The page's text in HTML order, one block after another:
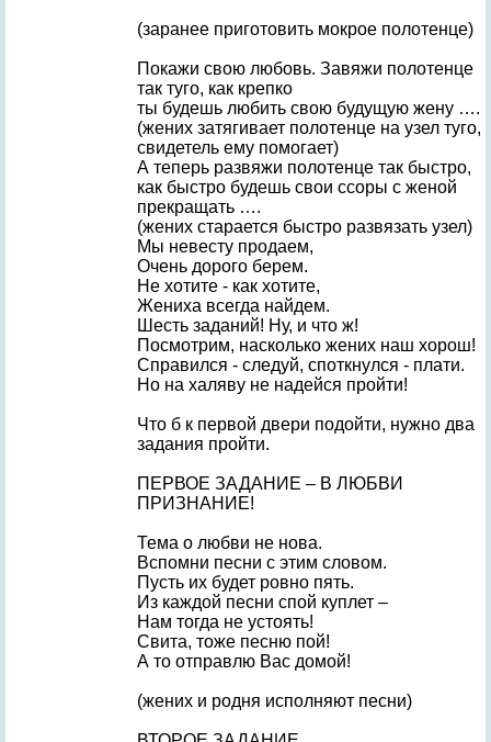
(заранее приготовить мокрое полотенце)
Покажи свою любовь. Завяжи полотенце
так туго, как крепко
ты будешь любить свою будущую жену ….
(жених затягивает полотенце на узел туго,
свидетель ему помогает)
А теперь развяжи полотенце так быстро,
как быстро будешь свои ссоры с женой
прекращать ….
(жених старается быстро развязать узел)
Мы невесту продаем,
Очень дорого берем.
Не хотите - как хотите,
Жениха всегда найдем.
Шесть заданий! Ну, и что ж!
Посмотрим, насколько жених наш хорош!
Справился - следуй, споткнулся - плати.
Но на халяву не надейся пройти!
Что б к первой двери подойти, нужно два
задания пройти.
ПЕРВОЕ ЗАДАНИЕ – В ЛЮБВИ
ПРИЗНАНИЕ!
Тема о любви не нова.
Вспомни песни с этим словом.
Пусть их будет ровно пять.
Из каждой песни спой куплет –
Нам тогда не устоять!
Свита, тоже песню пой!
А то отправлю Вас домой!
(жених и родня исполняют песни)